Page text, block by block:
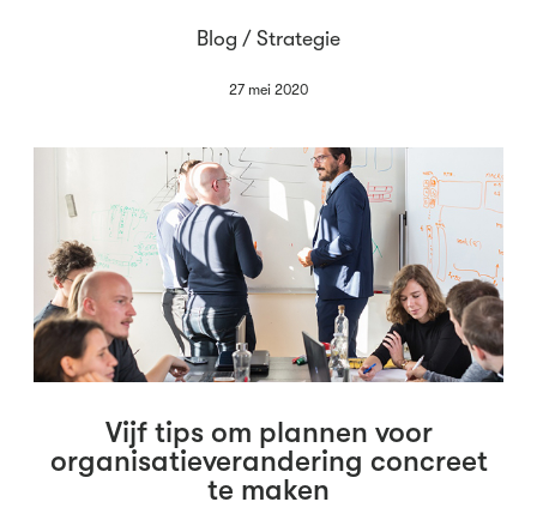
Blog / Strategie
27 mei 2020
Vijf tips om plannen voor
organisatieverandering concreet
te maken